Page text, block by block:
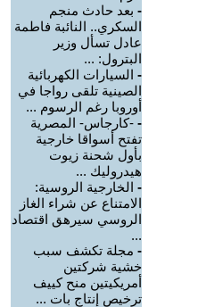
- بعد حادث منجم
السكري.. النائبة فاطمة
عادل تسأل وزير
البترول: ...
- السيارات الكهربائية
الصينية تلقى رواجا في
أوروبا رغم الرسوم ...
- -كارجاس- المصرية
تفتح أسواقا خارجية
بأول شحنة زيوت
هيدروليك ...
- الخارجية الروسية:
الامتناع عن شراء الغاز
الروسي سيرهق اقتصاد
...
- مجلة تكشف سبب
خشية شركتين
أمريكيتين منح كييف
ترخيص إنتاج بات ...